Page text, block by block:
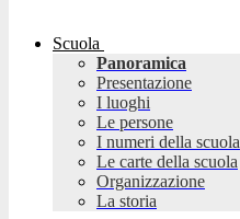
Scuola
Panoramica
Presentazione
I luoghi
Le persone
I numeri della scuola
Le carte della scuola
Organizzazione
La storia